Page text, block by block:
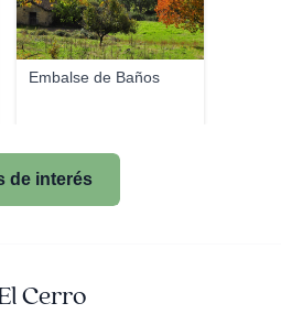
Embalse de Baños
de interés
Cerro